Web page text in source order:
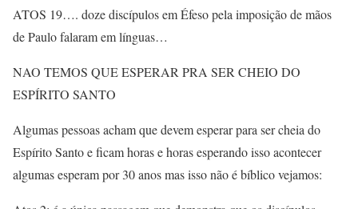
ATOS 19…. doze discípulos em Éfeso pela imposição de mãos
de Paulo falaram em línguas…
NAO TEMOS QUE ESPERAR PRA SER CHEIO DO
ESPÍRITO SANTO
Algumas pessoas acham que devem esperar para ser cheia do
Espírito Santo e ficam horas e horas esperando isso acontecer
algumas esperam por 30 anos mas isso não é bíblico vejamos: